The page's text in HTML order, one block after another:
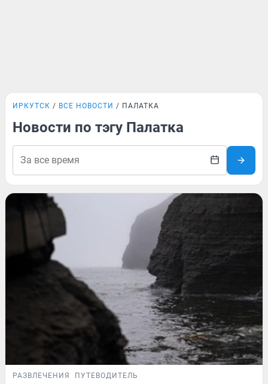
ИРКУТСК ВСЕ НОВОСТИ ПАЛАТКА
Новости по тэгу Палатка
РАЗВЛЕЧЕНИЯ ПУТЕВОДИТЕЛЬ